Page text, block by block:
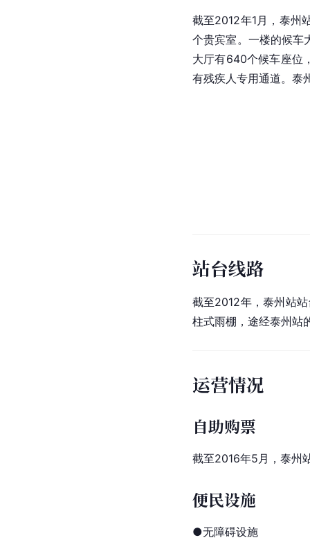
截至2012年1月，泰州
个贵宾室。一楼的候车
大厅有640个候车座位
有残疾人专用通道。泰
站台线路
截至2012年，泰州站
柱式雨棚，途经泰州站
运营情况
自助购票
截至2016年5月，泰州
便民设施
●无障碍设施